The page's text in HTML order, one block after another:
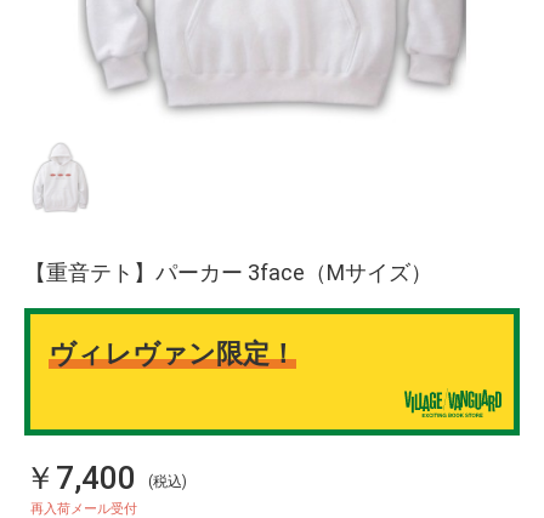
【重音テト】パーカー 3face（Mサイズ）
ヴィレヴァン限定！
￥7,400 (税込)
再入荷メール受付